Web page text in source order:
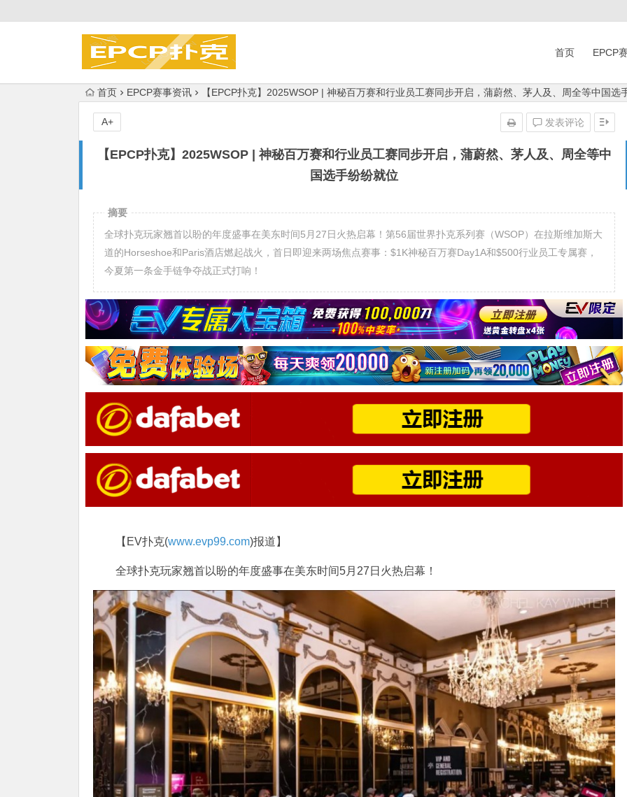
首页 EPCP
首页 EPCP赛事资讯 【EPCP扑克】2025WSOP | 神秘百万赛和行业员工赛同步开启，蒲蔚然、茅人及、周全等中国选
【EPCP扑克】2025WSOP | 神秘百万赛和行业员工赛同步开启，蒲蔚然、茅人及、周全等中
国选手纷纷就位
发表评论
A+
摘要
全球扑克玩家翘首以盼的年度盛事在美东时间5月27日火热启幕！第56届世界扑克系列赛（WSOP）在拉斯维加斯大
道的Horseshoe和Paris酒店燃起战火，首日即迎来两场焦点赛事：$1K神秘百万赛Day1A和$500行业员工专属赛，
今夏第一条金手链争夺战正式打响！
【EV扑克(www.evp99.com)报道】
全球扑克玩家翘首以盼的年度盛事在美东时间5月27日火热启幕！